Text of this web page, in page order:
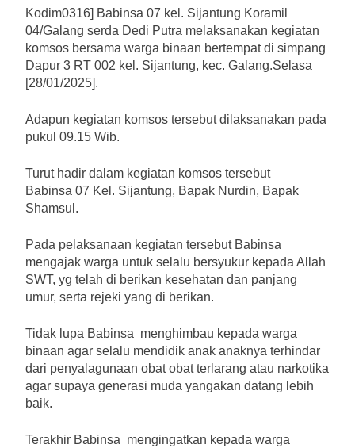
Kodim0316] Babinsa 07 kel. Sijantung Koramil
04/Galang serda Dedi Putra melaksanakan kegiatan
komsos bersama warga binaan bertempat di simpang
Dapur 3 RT 002 kel. Sijantung, kec. Galang.Selasa
[28/01/2025].
Adapun kegiatan komsos tersebut dilaksanakan pada
pukul 09.15 Wib.
Turut hadir dalam kegiatan komsos tersebut
Babinsa 07 Kel. Sijantung, Bapak Nurdin, Bapak
Shamsul.
Pada pelaksanaan kegiatan tersebut Babinsa
mengajak warga untuk selalu bersyukur kepada Allah
SWT, yg telah di berikan kesehatan dan panjang
umur, serta rejeki yang di berikan.
Tidak lupa Babinsa menghimbau kepada warga
binaan agar selalu mendidik anak anaknya terhindar
dari penyalagunaan obat obat terlarang atau narkotika
agar supaya generasi muda yangakan datang lebih
baik.
Terakhir Babinsa mengingatkan kepada warga